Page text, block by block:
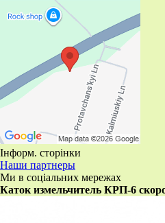
Інформ. сторінки
Наши партнеры
Ми в соціальних мережах
​Каток измельчитель КРП-6